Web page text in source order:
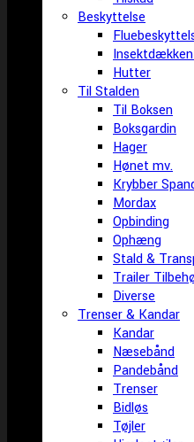
Beskyttelse
Hutter
Til Stalden
Til Boksen
Boksgardin
Hager
Hønet mv.
Krybber
Mordax
Opbinding
Ophæng
Stald &
Trailer
Diverse
Trenser & Kandar
Kandar
Næsebånd
Pandebånd
Trenser
Bidløs
Tøjler